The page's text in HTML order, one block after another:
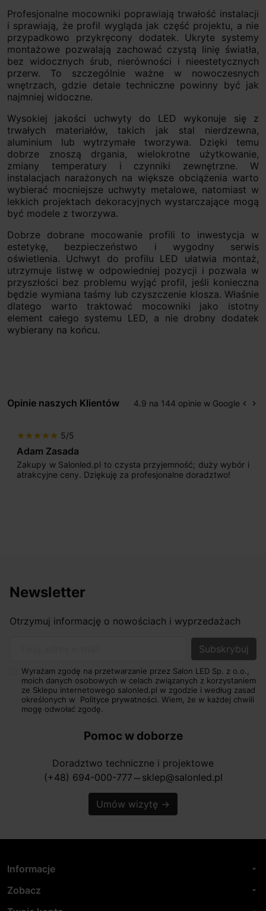
Profesjonalne mocowniki poprawiają trwałość instalacji
i sprawiają, że profil wygląda jak część projektu, a nie
przypadkowo przykręcony dodatek. Ukryte systemy
montażowe pozwalają zachować czystą linię światła,
bez widocznych śrub, nierówności i nieestetycznych
przerw. To szczególnie ważne w nowoczesnych
wnętrzach, gdzie detale techniczne powinny być jak
najmniej widoczne.
Wysokiej jakości uchwyty do LED wykonuje się z
trwałych materiałów, takich jak stal nierdzewna,
aluminium lub wytrzymałe tworzywa. Dzięki temu
dobrze znoszą drgania, wielokrotne użytkowanie,
zmiany temperatury i czynniki zewnętrzne. W
instalacjach narażonych na większe obciążenia warto
wybierać mocniejsze uchwyty metalowe, natomiast w
lekkich projektach dekoracyjnych wystarczające mogą
być modele z tworzywa.
Dobrze dobrane mocowanie profili to inwestycja w
estetykę, bezpieczeństwo i wygodny serwis
oświetlenia. Uchwyt do profilu LED ułatwia montaż,
utrzymuje listwę w odpowiedniej pozycji i pozwala w
przyszłości bez problemu wyjąć profil, jeśli konieczna
będzie wymiana taśmy lub czyszczenie klosza. Właśnie
dlatego warto traktować mocowniki jako istotny
element całego systemu LED, a nie drobny dodatek
wybierany na końcu.
Opinie naszych Klientów 4.9 na 144 opinie w Google keyboard_arrow_left keyboard_arrow_right
duży wybór i
doradztwo!
Jestem bardzo zadowolony.
początku uderzyło mnie
Newsletter
Otrzymuj informację o nowościach i wyprzedażach
Wyrażam zgodę na przetwarzanie przez Salon LED Sp. z o.o.,
moich danych osobowych w celach związanych z korzystaniem
ze Sklepu internetowego salonled.pl w zgodzie i według zasad
określonych w Polityce prywatności. Wiem, że w każdej chwili
mogę odwołać zgodę.
Pomoc w doborze
Doradztwo techniczne i projektowe
(+48) 694-000-777 horizontal_rule sklep@salonled.pl
Umów wizytę →
Informacje arrow_drop_down
Zobacz arrow_drop_down